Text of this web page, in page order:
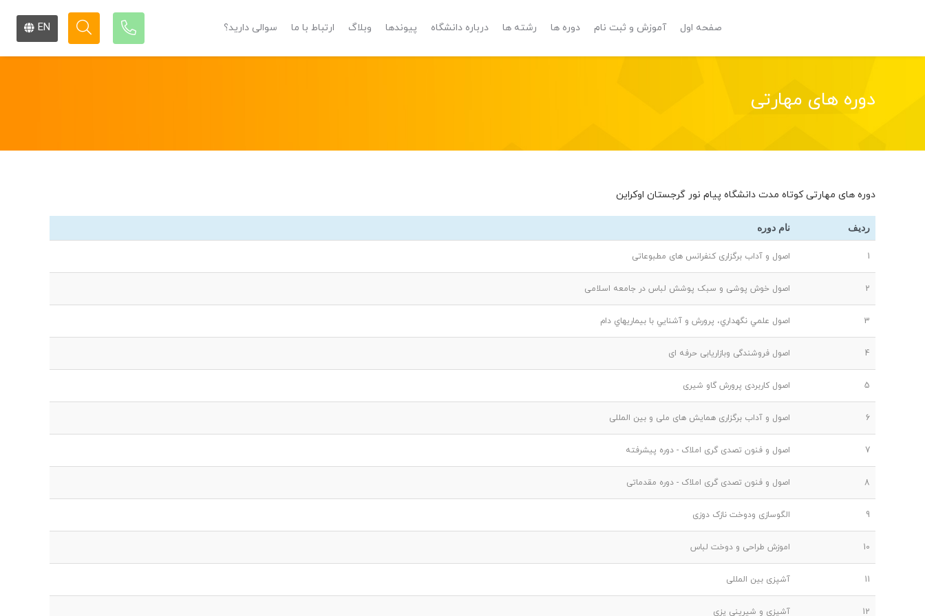
صفحه اول آموزش و ثبت نام دوره ها رشته ها درباره دانشگاه پیوندها وبلاگ ارتباط با ما سوالی دارید؟ EN
دوره های مهارتی
دوره های مهارتی کوتاه مدت دانشگاه پیام نور گرجستان اوکراین
ردیف نام دوره
1 اصول و آداب برگزاری کنفرانس های مطبوعاتی
2 اصول خوش پوشی و سبک پوشش لباس در جامعه اسلامی
3 اصول علمي نگهداري، پرورش و آشنايي با بيماريهاي دام
4 اصول فروشندگی وبازاریابی حرفه ای
5 اصول کاربردی پرورش گاو شیری
6 اصول و آداب برگزاری همایش های ملی و بین المللی
7 اصول و فنون تصدی گری املاک - دوره پیشرفته
8 اصول و فنون تصدی گری املاک - دوره مقدماتی
9 الگوسازی ودوخت نازک دوزی
10 اموزش طراحی و دوخت لباس
11 آشپزی بین المللی
12 آشپزی و شیرینی پزی